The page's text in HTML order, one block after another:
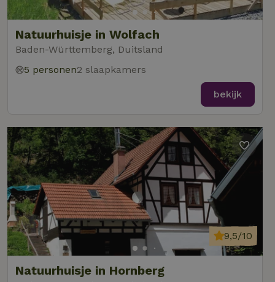
Natuurhuisje in Wolfach
Baden-Württemberg, Duitsland
5 personen2 slaapkamers
bekijk
Natuurhuisje in Hornberg
9,5/10